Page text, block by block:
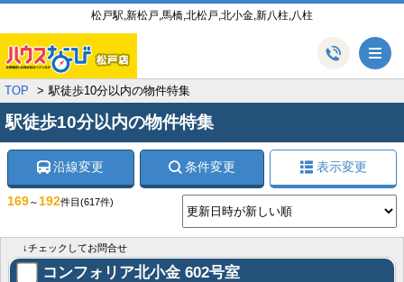
松戸駅,新松戸,馬橋,北松戸,北小金,新八柱,八柱
TOP 駅徒歩10分以内の物件特集
駅徒歩10分以内の物件特集
沿線変更 条件変更 表示変更
169～192件目 (617件)
↓チェックしてお問合せ
コンフォリア北小金 602号室